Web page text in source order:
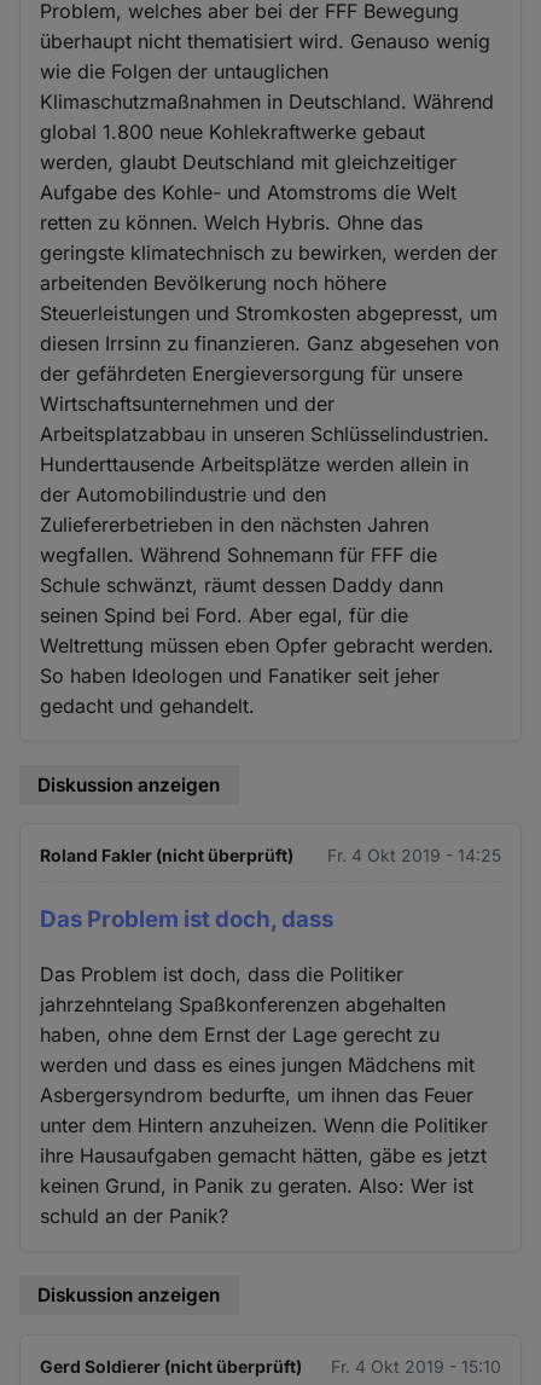
Problem, welches aber bei der FFF Bewegung
überhaupt nicht thematisiert wird. Genauso wenig
wie die Folgen der untauglichen
Klimaschutzmaßnahmen in Deutschland. Während
global 1.800 neue Kohlekraftwerke gebaut
werden, glaubt Deutschland mit gleichzeitiger
Aufgabe des Kohle- und Atomstroms die Welt
retten zu können. Welch Hybris. Ohne das
geringste klimatechnisch zu bewirken, werden der
arbeitenden Bevölkerung noch höhere
Steuerleistungen und Stromkosten abgepresst, um
diesen Irrsinn zu finanzieren. Ganz abgesehen von
der gefährdeten Energieversorgung für unsere
Wirtschaftsunternehmen und der
Arbeitsplatzabbau in unseren Schlüsselindustrien.
Hunderttausende Arbeitsplätze werden allein in
der Automobilindustrie und den
Zuliefererbetrieben in den nächsten Jahren
wegfallen. Während Sohnemann für FFF die
Schule schwänzt, räumt dessen Daddy dann
seinen Spind bei Ford. Aber egal, für die
Weltrettung müssen eben Opfer gebracht werden.
So haben Ideologen und Fanatiker seit jeher
gedacht und gehandelt.
Diskussion anzeigen
Roland Fakler (nicht überprüft) Fr. 4 Okt 2019 - 14:25
Das Problem ist doch, dass
Das Problem ist doch, dass die Politiker
jahrzehntelang Spaßkonferenzen abgehalten
haben, ohne dem Ernst der Lage gerecht zu
werden und dass es eines jungen Mädchens mit
Asbergersyndrom bedurfte, um ihnen das Feuer
unter dem Hintern anzuheizen. Wenn die Politiker
ihre Hausaufgaben gemacht hätten, gäbe es jetzt
keinen Grund, in Panik zu geraten. Also: Wer ist
schuld an der Panik?
Diskussion anzeigen
Gerd Soldierer (nicht überprüft) Fr. 4 Okt 2019 - 15:10